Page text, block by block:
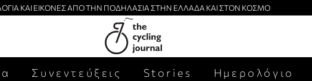
ΚΑΙ ΕΙΚΟΝΕΣ ΑΠΟ ΤΗΝ ΠΟΔΗΛΑΣΙΑ ΣΤΗΝ ΕΛΛΑΔΑ ΚΑΙ ΣΤΟΝ ΚΟΣΜΟ
Συνεντεύξεις Stories Ημερολόγιο